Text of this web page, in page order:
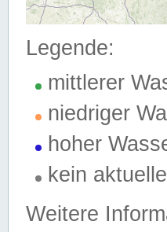
Legende:
mittlerer
niedriger
hoher
kein
Weitere